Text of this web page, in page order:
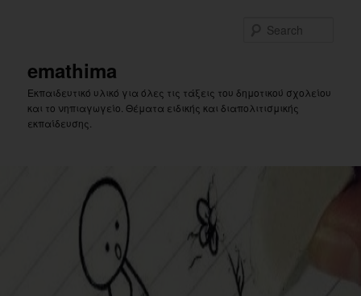
emathima
Εκπαιδευτικό υλικό για όλες τις τάξεις του δημοτικού σχολείου
και το νηπιαγωγείο. Θέματα ειδικής και διαπολιτισμικής
εκπαίδευσης.